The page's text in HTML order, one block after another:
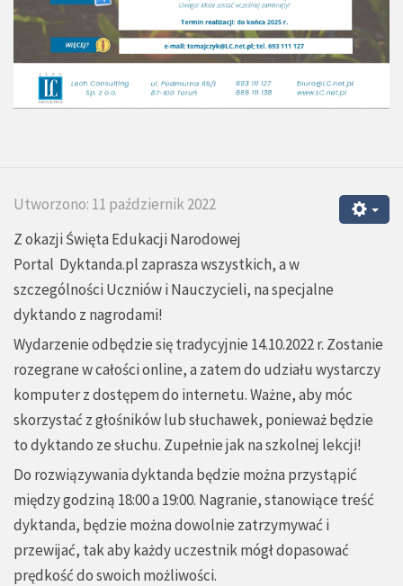
Utworzono: 11 październik 2022
Z okazji Święta Edukacji Narodowej
Portal Dyktanda.pl zaprasza wszystkich, a w
szczególności Uczniów i Nauczycieli, na specjalne
dyktando z nagrodami!
Wydarzenie odbędzie się tradycyjnie 14.10.2022 r. Zostanie
rozegrane w całości online, a zatem do udziału wystarczy
komputer z dostępem do internetu. Ważne, aby móc
skorzystać z głośników lub słuchawek, ponieważ będzie
to dyktando ze słuchu. Zupełnie jak na szkolnej lekcji!
Do rozwiązywania dyktanda będzie można przystąpić
między godziną 18:00 a 19:00. Nagranie, stanowiące treść
dyktanda, będzie można dowolnie zatrzymywać i
przewijać, tak aby każdy uczestnik mógł dopasować
prędkość do swoich możliwości.